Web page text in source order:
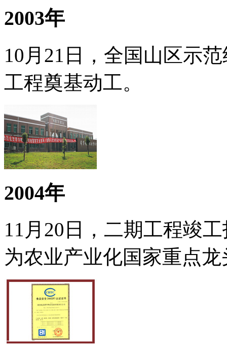
2003年
10月21日，全国山区示
工程奠基动工。
2004年
11月20日，二期工程竣
为农业产业化国家重点